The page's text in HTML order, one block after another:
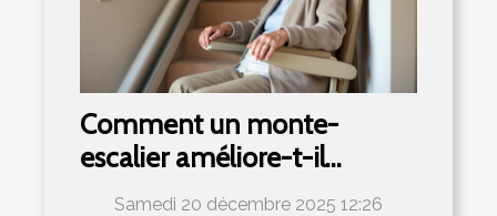
Comment un monte-
escalier améliore-t-il
l'autonomie des seniors ?
Samedi 20 décembre 2025 12:26